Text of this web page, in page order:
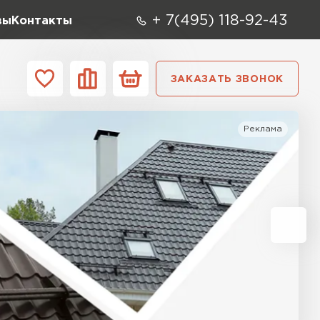
Контакты + 7(495) 118-92-43
Вид
ЗАКАЗАТЬ ЗВОНОК
Реклама
Контакты